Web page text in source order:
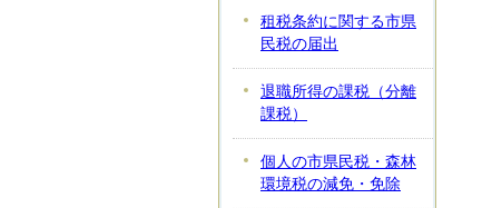
租税条約に関する市県
民税の届出
退職所得の課税（分離
課税）
個人の市県民税・森林
環境税の減免・免除